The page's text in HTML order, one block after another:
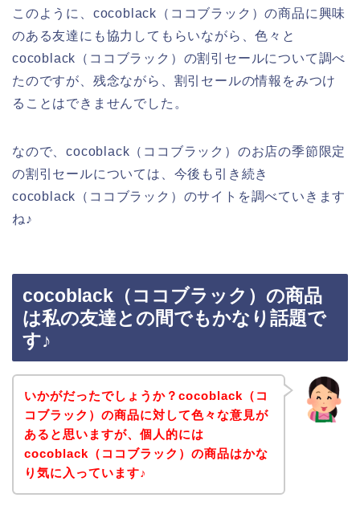
このように、cocoblack（ココブラック）の商品に興味
のある友達にも協力してもらいながら、色々と
cocoblack（ココブラック）の割引セールについて調べ
たのですが、残念ながら、割引セールの情報をみつけ
ることはできませんでした。
なので、cocoblack（ココブラック）のお店の季節限定
の割引セールについては、今後も引き続き
cocoblack（ココブラック）のサイトを調べていきます
ね♪
cocoblack（ココブラック）の商品
は私の友達との間でもかなり話題で
す♪
いかがだったでしょうか？cocoblack（コ
コブラック）の商品に対して色々な意見が
あると思いますが、個人的には
cocoblack（ココブラック）の商品はかな
り気に入っています♪